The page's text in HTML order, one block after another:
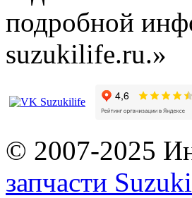
подробной
suzukilife.ru.»
© 2007-2025
запчасти Suzuki